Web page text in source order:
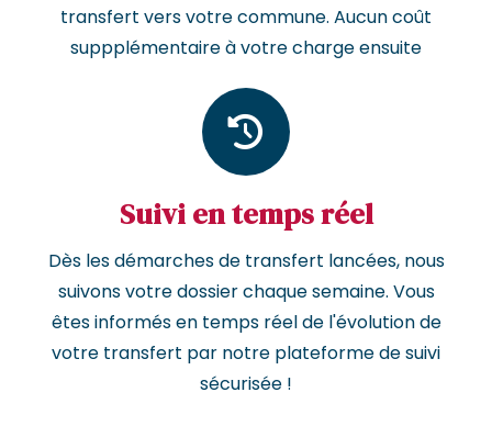
transfert vers votre commune. Aucun coût
suppplémentaire à votre charge ensuite
Suivi en temps réel
Dès les démarches de transfert lancées, nous
suivons votre dossier chaque semaine. Vous
êtes informés en temps réel de l'évolution de
votre transfert par notre plateforme de suivi
sécurisée !